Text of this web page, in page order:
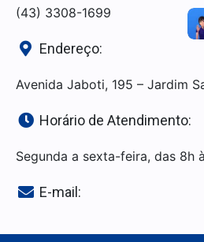
(43) 3308-1699
Endereço:
Avenida Jaboti, 195 – Jardim
Horário de Atendimento:
Segunda a sexta-feira, das 8h
E-mail: